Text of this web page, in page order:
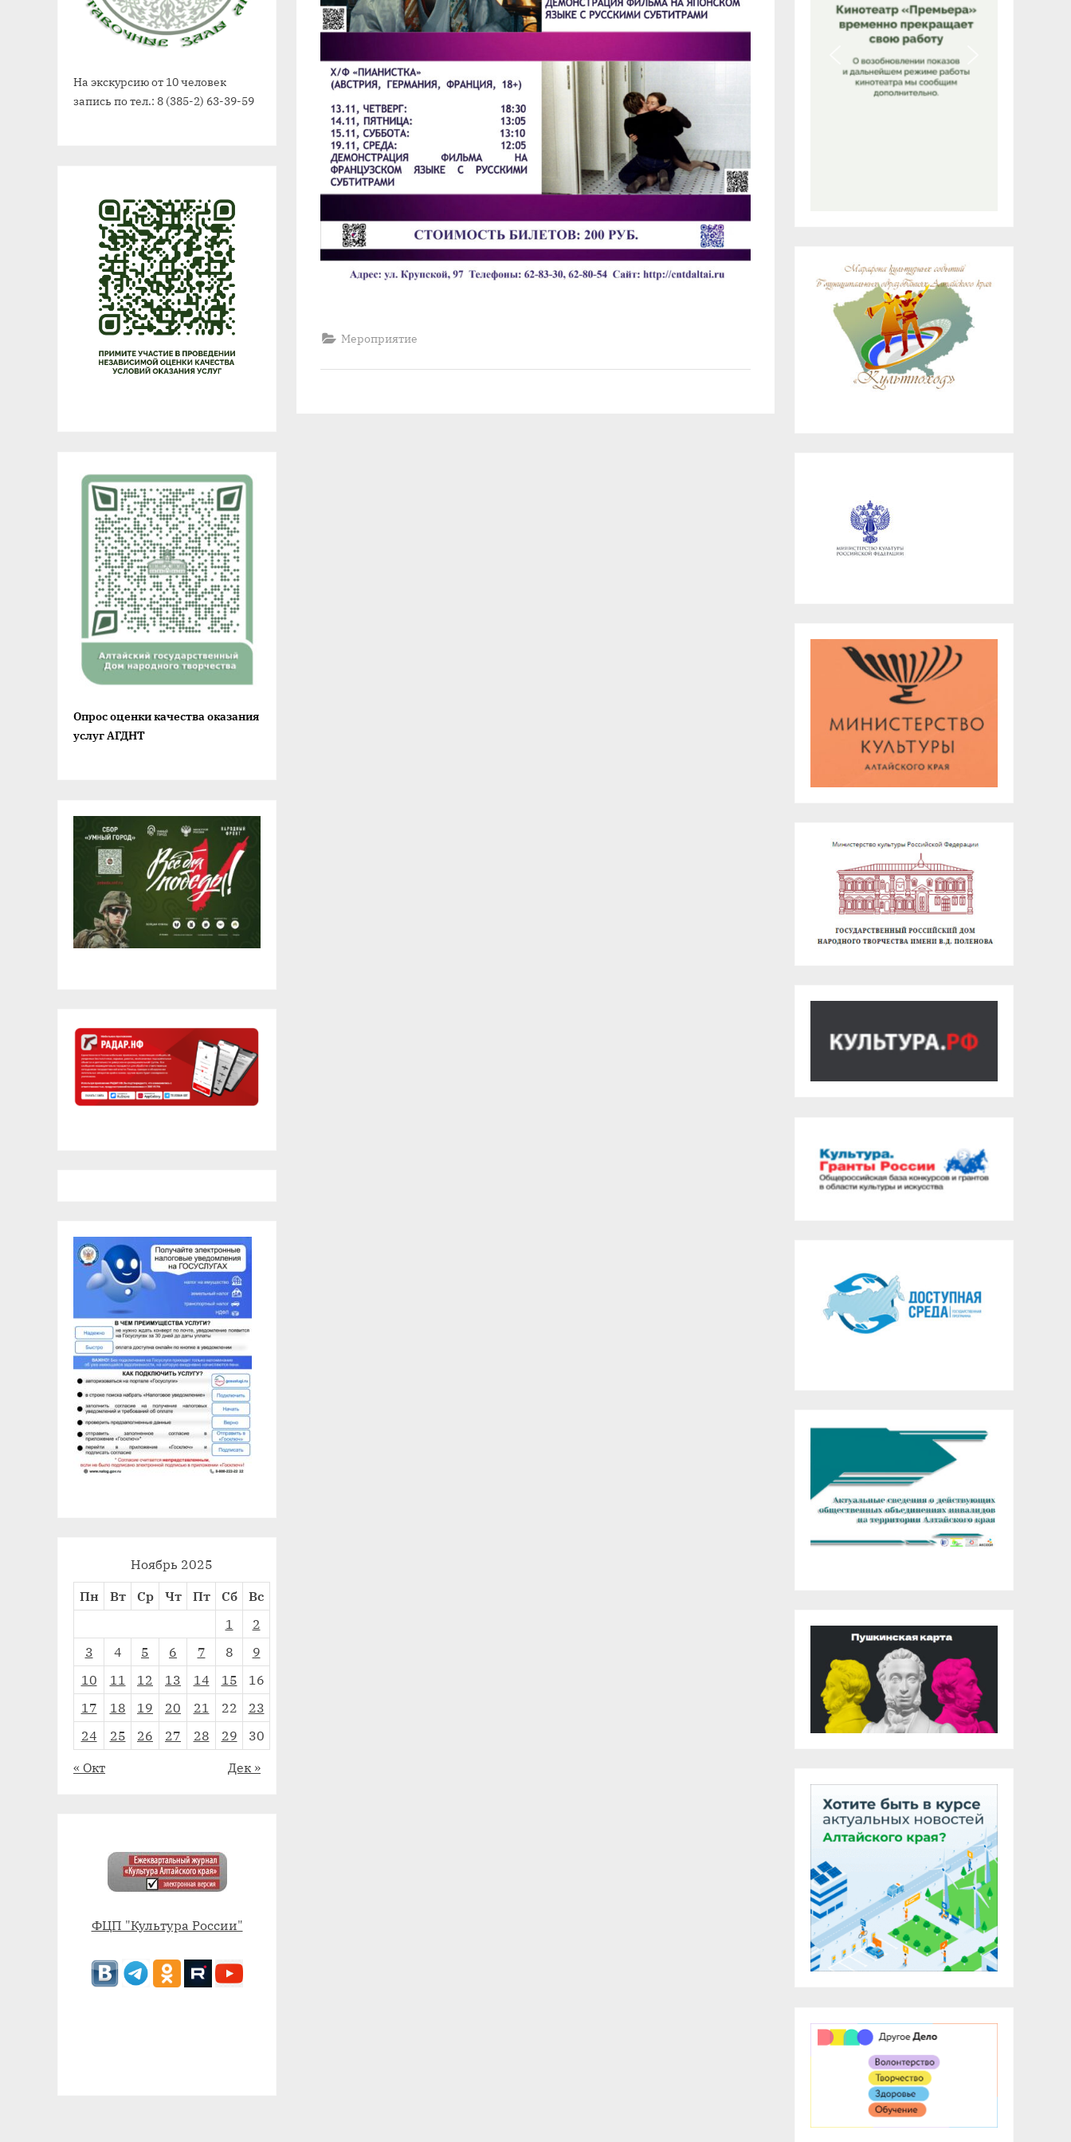
Мероприятие
На экскурсию от 10 человек
запись по тел.: 8 (385-2) 63-39-59
Опрос оценки качества оказания
услуг АГДНТ
Ноябрь 2025
Пн
Вт Ср Чт Пт Сб
Вс
1
2
3
4 5 6 7 8
9
10
11 12 13 14 15
16
17
18 19 20 21 22
23
24
25 26 27 28 29
30
« Окт
Дек »
ФЦП "Культура России"